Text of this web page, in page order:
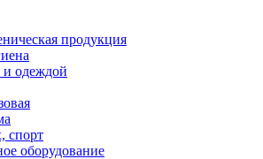
продукция
и одеждой
спорт
оборудование